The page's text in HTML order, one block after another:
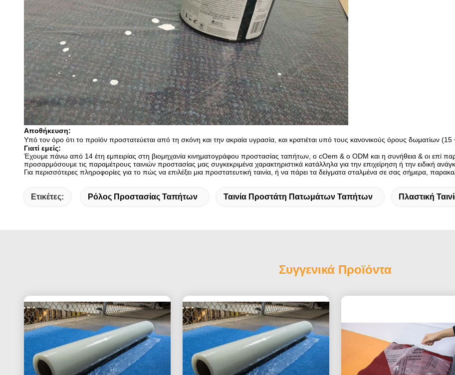
Αποθήκευση:
Υπό τον όρο ότι το προϊόν προστατεύεται από τη σκόνη και την ακραία υγρασία, και κρατιέται υπό τους κανονικούς όρους δωματίων
Γιατί εμείς:
Έχουμε πάνω από 14 έτη εμπειρίας στη βιομηχανία κινηματογράφου προστασίας ταπήτων, ο cOem & ο ODM και η συνήθεια & οι επί
προσαρμόσουμε τις παραμέτρους ταινιών προστασίας μας συγκεκριμένα χαρακτηριστικά κατάλληλα για την επιχείρηση ή την ειδική
Για περισσότερες πληροφορίες για το πώς να επιλέξει μια προστατευτική ταινία, ή να πάρει τα δείγματα σταλμένα σε σας σήμερα,
Ετικέτες: Ρόλος Προστασίας Ταπήτων Ταινία Προστάτη Πατωμάτων Ταπήτων Πλαστική
Συγγενικά Προϊόντα